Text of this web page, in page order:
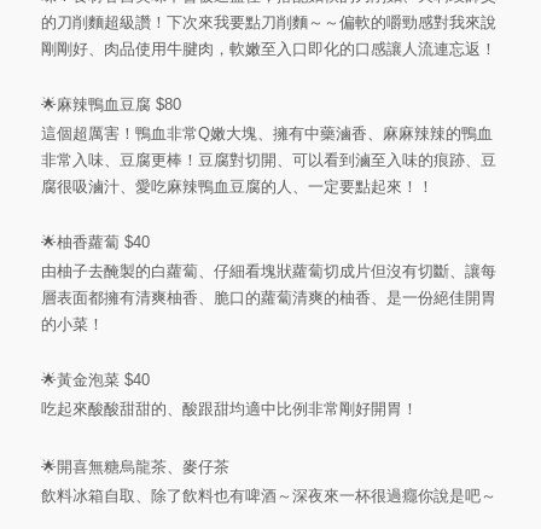
的刀削麵超級讚！下次來我要點刀削麵～～偏軟的嚼勁感對我來說
剛剛好、肉品使用牛腱肉，軟嫩至入口即化的口感讓人流連忘返！
🌟麻辣鴨血豆腐 $80
這個超厲害！鴨血非常Q嫩大塊、擁有中藥滷香、麻麻辣辣的鴨血
非常入味、豆腐更棒！豆腐對切開、可以看到滷至入味的痕跡、豆
腐很吸滷汁、愛吃麻辣鴨血豆腐的人、一定要點起來！！
🌟柚香蘿蔔 $40
由柚子去醃製的白蘿蔔、仔細看塊狀蘿蔔切成片但沒有切斷、讓每
層表面都擁有清爽柚香、脆口的蘿蔔清爽的柚香、是一份絕佳開胃
的小菜！
🌟黃金泡菜 $40
吃起來酸酸甜甜的、酸跟甜均適中比例非常剛好開胃！
🌟開喜無糖烏龍茶、麥仔茶
飲料冰箱自取、除了飲料也有啤酒～深夜來一杯很過癮你說是吧～